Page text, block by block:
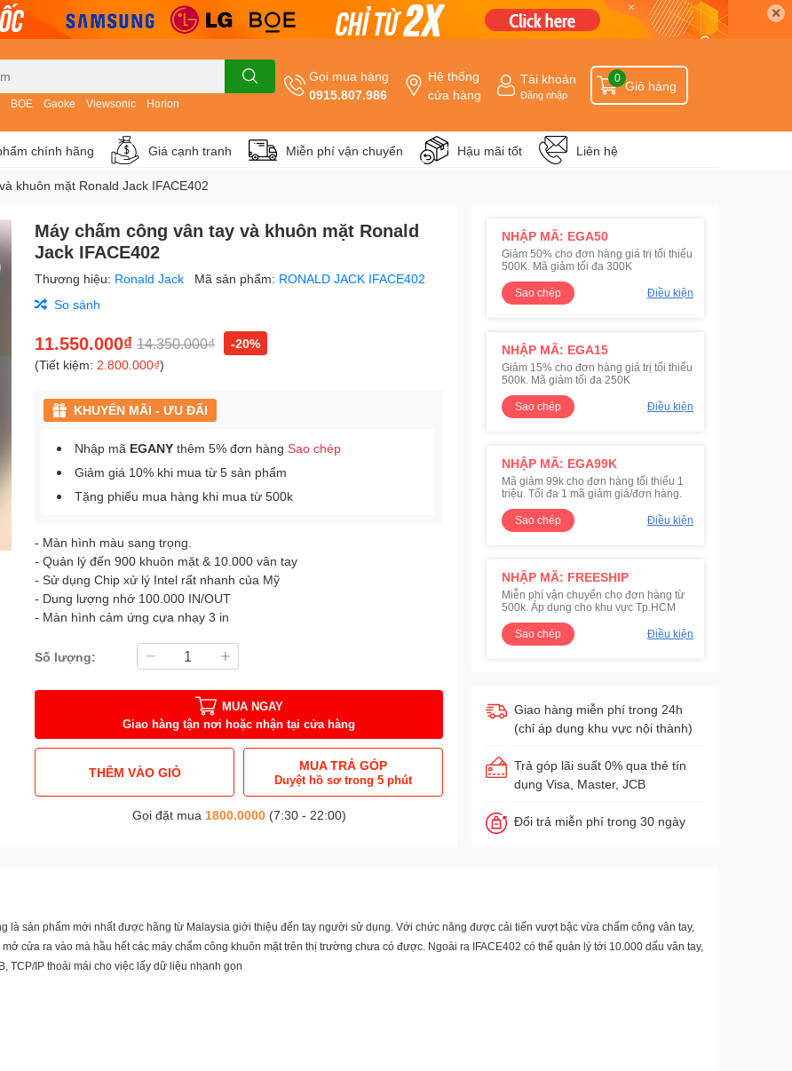
✕
BOE Gaoke Viewsonic Horion
Gọi mua hàng
0915.807.986
Hệ thống
cửa hàng
Tài khoản
Đăng nhập
Giỏ hàng
0
chính hãng Giá cạnh tranh Miễn phí vận chuyển Hậu mãi tốt Liên hệ
khuôn mặt Ronald Jack IFACE402
Máy chấm công vân tay và khuôn mặt Ronald
Jack IFACE402
Thương hiệu: Ronald Jack Mã sản phẩm: RONALD JACK IFACE402
So sánh
11.550.000₫ 14.350.000₫
-20%
(Tiết kiệm: 2.800.000₫)
KHUYẾN MÃI - ƯU ĐÃI
Nhập mã EGANY thêm 5% đơn hàngSao chép
Giảm giá 10% khi mua từ 5 sản phẩm
Tặng phiếu mua hàng khi mua từ 500k
- Màn hình màu sang trọng.
- Quản lý đến 900 khuôn mặt & 10.000 vân tay
- Sử dụng Chip xử lý Intel rất nhanh của Mỹ
- Dung lượng nhớ 100.000 IN/OUT
- Màn hình cảm ứng cựa nhạy 3 in
Số lượng:
MUA NGAY
Giao hàng tận nơi hoặc nhận tại cửa hàng
THÊM VÀO GIỎ MUA TRẢ GÓP
Duyệt hồ sơ trong 5 phút
Gọi đặt mua 1800.0000(7:30 - 22:00)
NHẬP MÃ: EGA50
Giảm 50% cho đơn hàng giá trị tối thiểu
500K. Mã giảm tối đa 300K
Sao chép
Điều kiện
NHẬP MÃ: EGA15
Giảm 15% cho đơn hàng giá trị tối thiểu
500k. Mã giảm tối đa 250K
Sao chép
Điều kiện
NHẬP MÃ: EGA99K
Mã giảm 99k cho đơn hàng tối thiểu 1
triệu. Tối đa 1 mã giảm giá/đơn hàng.
Sao chép
Điều kiện
NHẬP MÃ: FREESHIP
Miễn phí vận chuyển cho đơn hàng từ
500k. Áp dụng cho khu vực Tp.HCM
Sao chép
Điều kiện
Giao hàng miễn phí trong 24h
(chỉ áp dụng khu vực nội thành)
Trả góp lãi suất 0% qua thẻ tín
dụng Visa, Master, JCB
Đổi trả miễn phí trong 30 ngày
là sản phẩm mới nhất được hãng từ Malaysia giới thiệu đến tay người sử dụng. Với chức năng được cải tiến vượt bậc vừa chấm công vân tay,
cửa ra vào mà hầu hết các máy chấm công khuôn mặt trên thị trường chưa có được. Ngoài ra IFACE402 có thể quản lý tới 10.000 dấu vân tay,
TCP/IP thoải mái cho việc lấy dữ liệu nhanh gọn